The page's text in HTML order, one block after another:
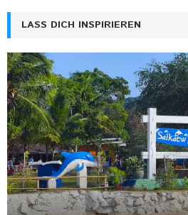
LASS DICH INSPIRIEREN